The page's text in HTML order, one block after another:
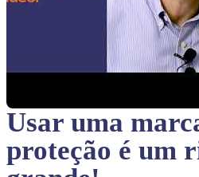
Usar uma
proteção é um